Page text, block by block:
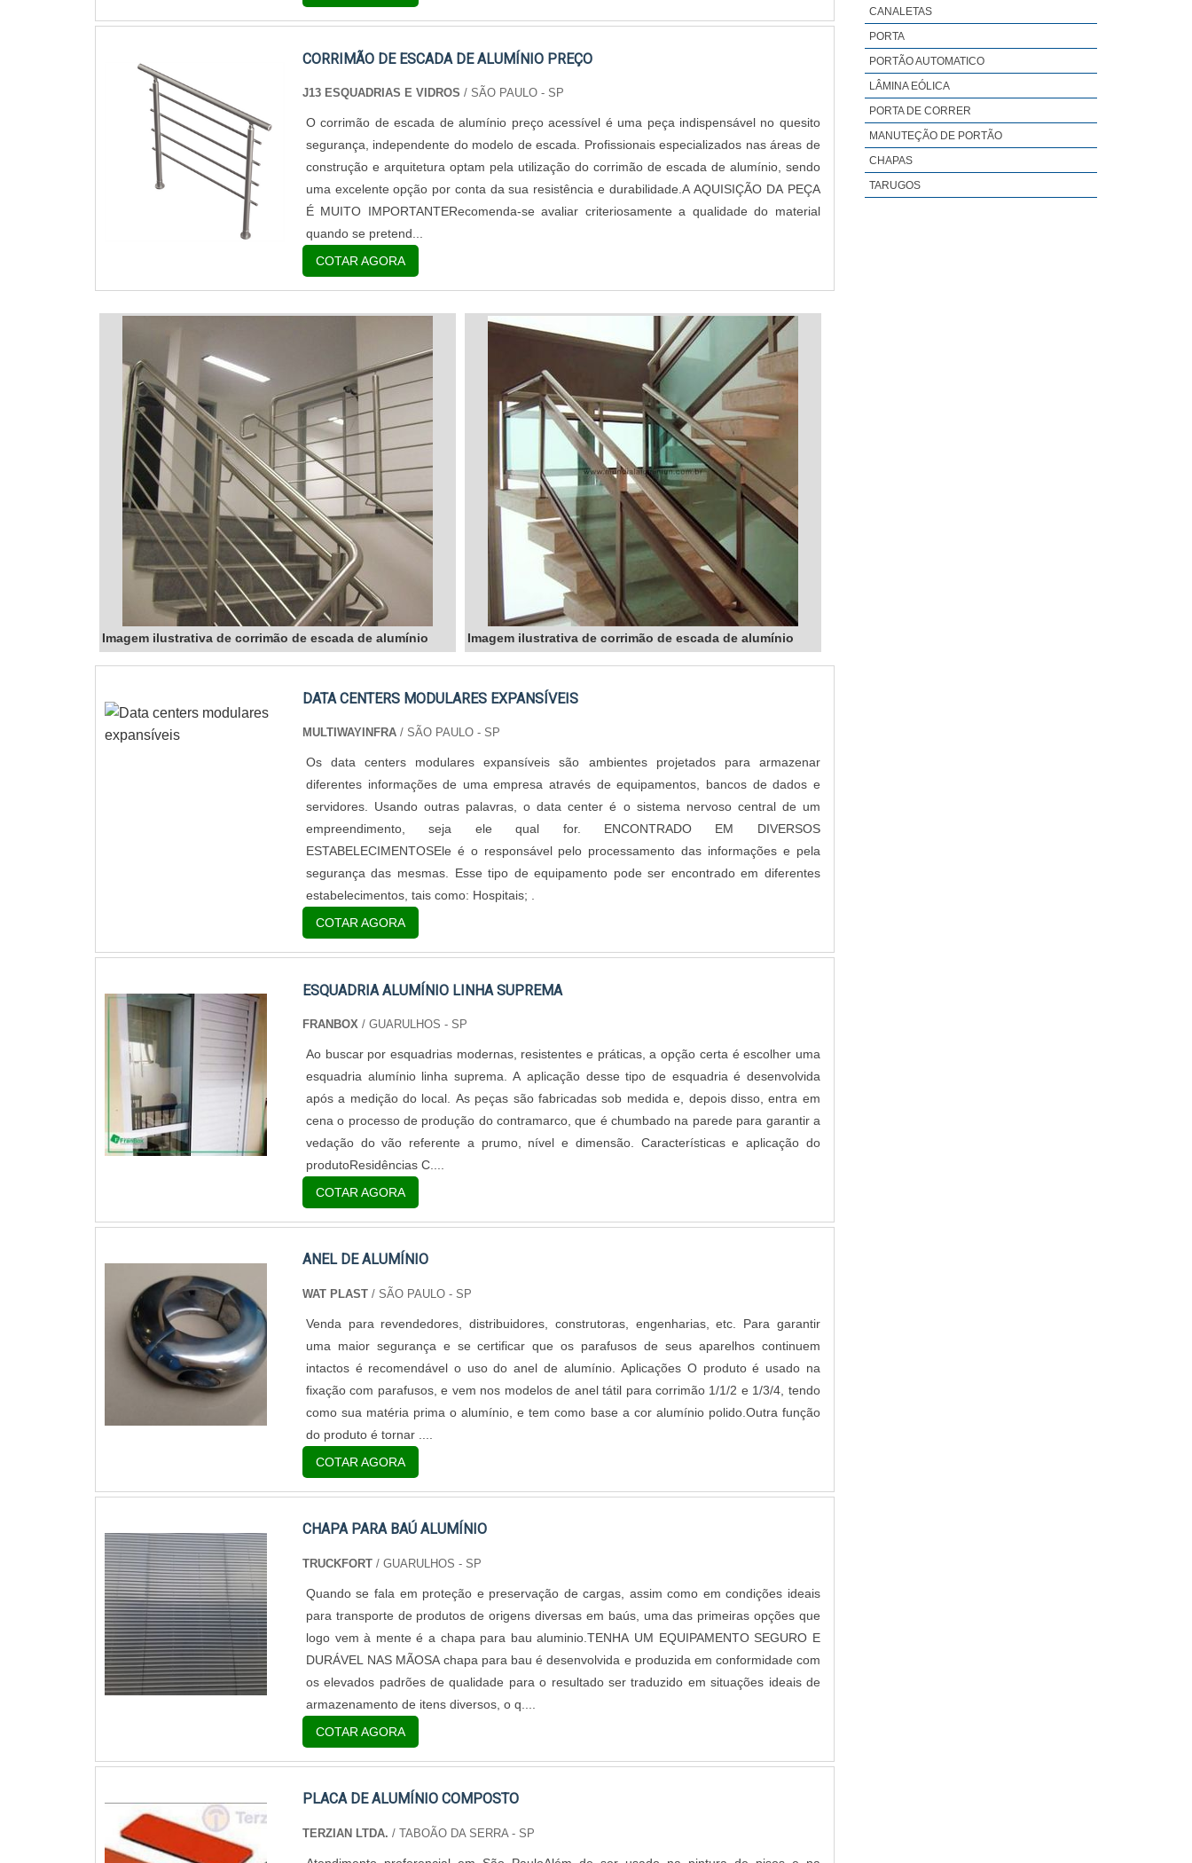
CORRIMÃO DE ESCADA DE ALUMÍNIO PREÇO
J13 ESQUADRIAS E VIDROS / SÃO PAULO - SP
O corrimão de escada de alumínio preço acessível é uma peça indispensável no quesito
segurança, independente do modelo de escada. Profissionais especializados nas áreas de
construção e arquitetura optam pela utilização do corrimão de escada de alumínio, sendo
uma excelente opção por conta da sua resistência e durabilidade.A AQUISIÇÃO DA PEÇA
É MUITO IMPORTANTERecomenda-se avaliar criteriosamente a qualidade do material
quando se pretend...
COTAR AGORA
Imagem ilustrativa de corrimão de escada de alumínio Imagem ilustrativa de corrimão de escada de alumínio
DATA CENTERS MODULARES EXPANSÍVEIS
MULTIWAYINFRA/ SÃO PAULO - SP
Os data centers modulares expansíveis são ambientes projetados para armazenar
diferentes informações de uma empresa através de equipamentos, bancos de dados e
servidores. Usando outras palavras, o data center é o sistema nervoso central de um
empreendimento, seja ele qual for. ENCONTRADO EM DIVERSOS
ESTABELECIMENTOSEle é o responsável pelo processamento das informações e pela
segurança das mesmas. Esse tipo de equipamento pode ser encontrado em diferentes
estabelecimentos, tais como: Hospitais; .
COTAR AGORA
ESQUADRIA ALUMÍNIO LINHA SUPREMA
FRANBOX / GUARULHOS - SP
Ao buscar por esquadrias modernas, resistentes e práticas, a opção certa é escolher uma
esquadria alumínio linha suprema. A aplicação desse tipo de esquadria é desenvolvida
após a medição do local. As peças são fabricadas sob medida e, depois disso, entra em
cena o processo de produção do contramarco, que é chumbado na parede para garantir a
vedação do vão referente a prumo, nível e dimensão. Características e aplicação do
produtoResidências C....
COTAR AGORA
ANEL DE ALUMÍNIO
WAT PLAST/ SÃO PAULO - SP
Venda para revendedores, distribuidores, construtoras, engenharias, etc. Para garantir
uma maior segurança e se certificar que os parafusos de seus aparelhos continuem
intactos é recomendável o uso do anel de alumínio. Aplicações O produto é usado na
fixação com parafusos, e vem nos modelos de anel tátil para corrimão 1/1/2 e 1/3/4, tendo
como sua matéria prima o alumínio, e tem como base a cor alumínio polido.Outra função
do produto é tornar ....
COTAR AGORA
CHAPA PARA BAÚ ALUMÍNIO
TRUCKFORT/ GUARULHOS - SP
Quando se fala em proteção e preservação de cargas, assim como em condições ideais
para transporte de produtos de origens diversas em baús, uma das primeiras opções que
logo vem à mente é a chapa para bau aluminio.TENHA UM EQUIPAMENTO SEGURO E
DURÁVEL NAS MÃOSA chapa para bau é desenvolvida e produzida em conformidade com
os elevados padrões de qualidade para o resultado ser traduzido em situações ideais de
armazenamento de itens diversos, o q....
COTAR AGORA
PLACA DE ALUMÍNIO COMPOSTO
TERZIAN LTDA. / TABOÃO DA SERRA - SP
CANALETAS
PORTA
PORTÃO AUTOMATICO
LÂMINA EÓLICA
PORTA DE CORRER
MANUTEÇÃO DE PORTÃO
CHAPAS
TARUGOS